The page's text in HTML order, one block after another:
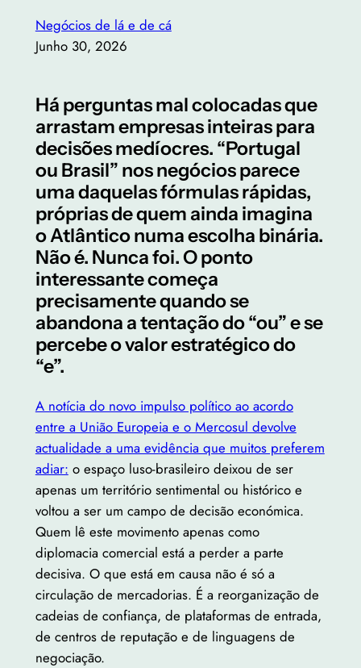
Negócios de lá e de cá
Junho 30, 2026
Há perguntas mal colocadas que
arrastam empresas inteiras para
decisões medíocres. “Portugal
ou Brasil” nos negócios parece
uma daquelas fórmulas rápidas,
próprias de quem ainda imagina
o Atlântico numa escolha binária.
Não é. Nunca foi. O ponto
interessante começa
precisamente quando se
abandona a tentação do “ou” e se
percebe o valor estratégico do
“e”.
A notícia do novo impulso político ao acordo
entre a União Europeia e o Mercosul devolve
actualidade a uma evidência que muitos preferem
adiar: o espaço luso-brasileiro deixou de ser
apenas um território sentimental ou histórico e
voltou a ser um campo de decisão económica.
Quem lê este movimento apenas como
diplomacia comercial está a perder a parte
decisiva. O que está em causa não é só a
circulação de mercadorias. É a reorganização de
cadeias de confiança, de plataformas de entrada,
de centros de reputação e de linguagens de
negociação.